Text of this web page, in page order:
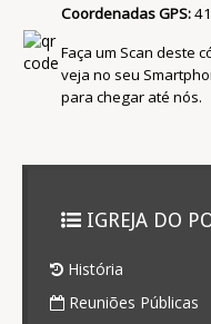
Coordenadas GPS:
Faça um Scan deste
veja no seu
para chegar até nós.
IGREJA DO
História
Reuniões Públicas